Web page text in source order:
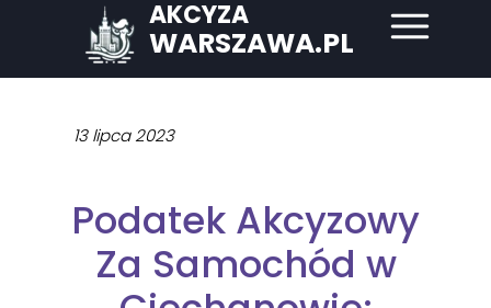
AKCYZA
WARSZAWA.PL
13 lipca 2023
Podatek Akcyzowy
Za Samochód w